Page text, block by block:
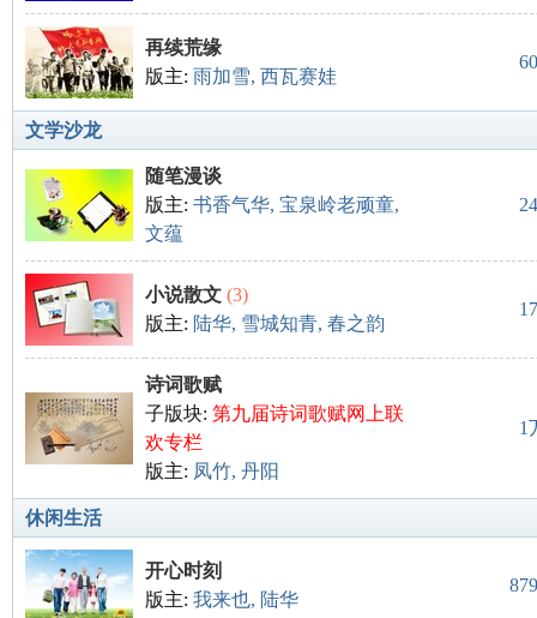
再续荒缘
版主: 雨加雪, 西瓦赛娃
文学沙龙
随笔漫谈
版主: 书香气华, 宝泉岭老顽童,
文蕴
小说散文 (3)
版主: 陆华, 雪城知青, 春之韵
诗词歌赋
子版块: 第九届诗词歌赋网上联
欢专栏
版主: 凤竹, 丹阳
1
休闲生活
开心时刻
版主: 我来也, 陆华